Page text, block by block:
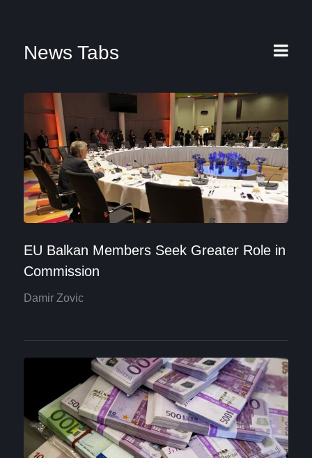
News Tabs
EU Balkan Members Seek Greater Role in
Commission
Damir Zovic